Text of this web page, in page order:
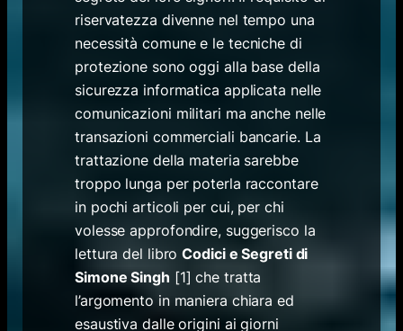
riservatezza divenne nel tempo una
necessità comune e le tecniche di
protezione sono oggi alla base della
sicurezza informatica applicata nelle
comunicazioni militari ma anche nelle
transazioni commerciali bancarie. La
trattazione della materia sarebbe
troppo lunga per poterla raccontare
in pochi articoli per cui, per chi
volesse approfondire, suggerisco la
lettura del libroCodici e Segreti di
Simone Singh [1] che tratta
l’argomento in maniera chiara ed
esaustiva dalle origini ai giorni